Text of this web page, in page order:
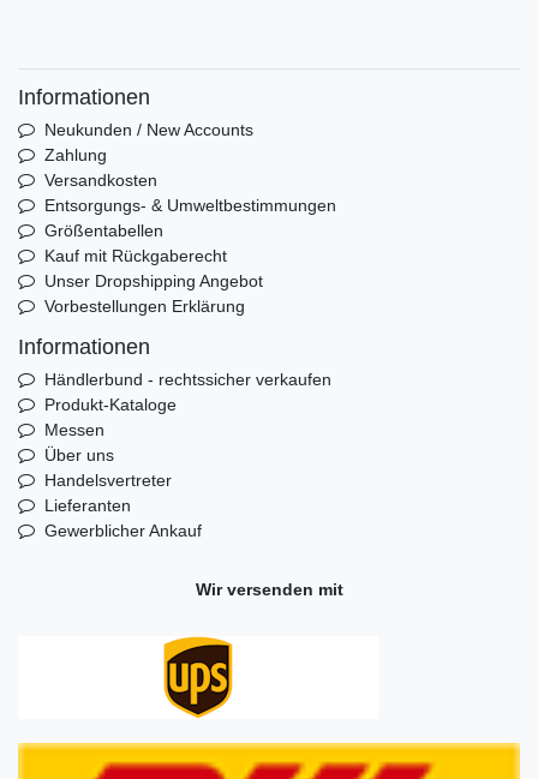
Informationen
Neukunden / New Accounts
Zahlung
Versandkosten
Entsorgungs- & Umweltbestimmungen
Größentabellen
Kauf mit Rückgaberecht
Unser Dropshipping Angebot
Vorbestellungen Erklärung
Informationen
Händlerbund - rechtssicher verkaufen
Produkt-Kataloge
Messen
Über uns
Handelsvertreter
Lieferanten
Gewerblicher Ankauf
Wir versenden mit